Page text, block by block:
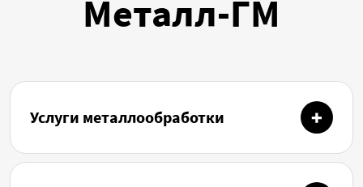
Металл-ГМ
Услуги металлообработки